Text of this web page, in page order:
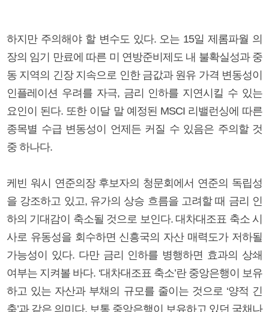
하지만 주의해야 할 변수도 있다. 오는 15일 제롬파월 의
장의 임기 만료에 따른 미 연방준비제도 내 불확실성과 중
동 지역의 긴장 지속으로 인한 금값과 원유 가격 변동성이
인플레이션 우려를 자극, 금리 인하를 지연시킬 수 있는
요인이 된다. 또한 이달 말 예정된 MSCI 리밸런싱에 따른
종목별 수급 변동성이 언제든 커질 수 있음은 주의할 것
중 하나다.
케빈 워시 연준의장 후보자의 청문회에서 연준의 독립성
을 강조하고 있고, 유가의 상승 흐름을 고려할 때 금리 인
하의 기대감이 축소될 것으로 보인다. 대차대조표 축소 시
사로 유동성을 회수하면 신흥국의 자산 매력도가 저하될
가능성이 있다. 다만 금리 인하를 병행하면 효과의 상쇄
여부는 지켜볼 바다. ‘대차대조표 축소’란 중앙은행이 보유
하고 있는 자산과 부채의 규모를 줄이는 것으로 ‘양적 긴
축’과 같은 의미다. 보통 중앙은행이 보유하고 있던 국채나